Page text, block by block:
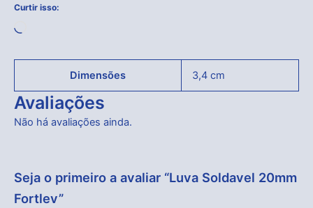
Curtir isso:
Dimensões 3,4 cm
Avaliações
Não há avaliações ainda.
Seja o primeiro a avaliar “Luva Soldavel 20mm
Fortlev”